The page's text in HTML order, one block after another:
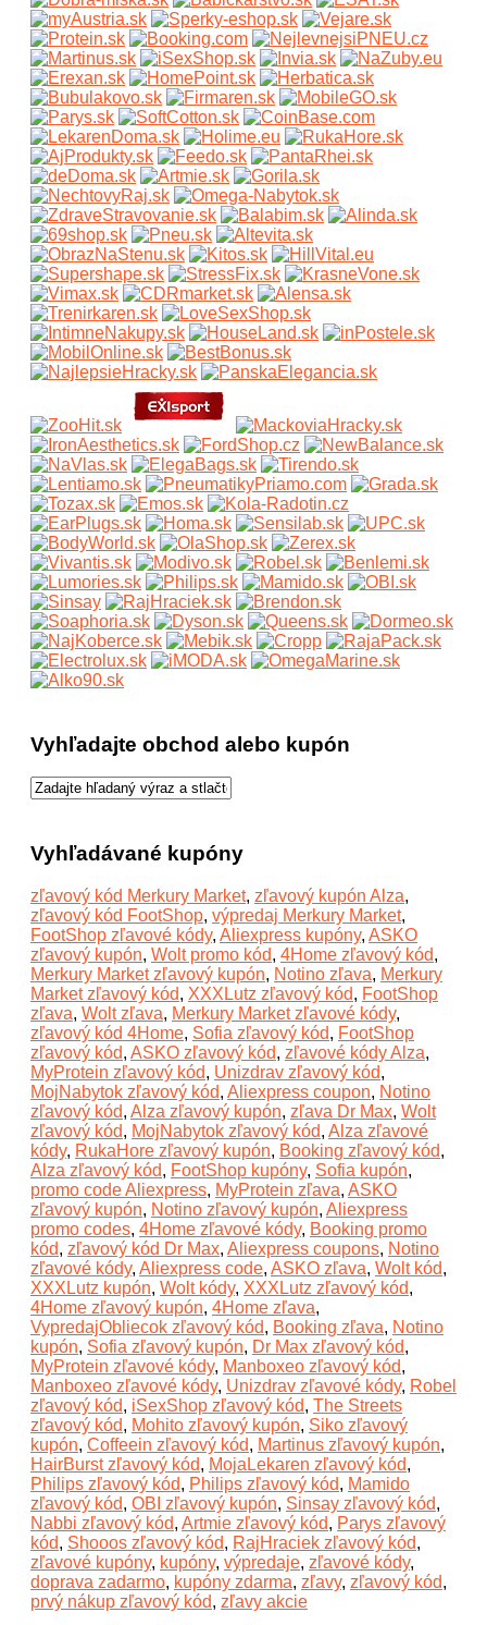
Vyhľadajte obchod alebo kupón
Vyhľadávané kupóny
zľavový kód Merkury Market, zľavový kupón Alza,
zľavový kód FootShop, výpredaj Merkury Market,
FootShop zľavové kódy, Aliexpress kupóny, ASKO
zľavový kupón, Wolt promo kód, 4Home zľavový kód,
Merkury Market zľavový kupón, Notino zľava, Merkury
Market zľavový kód, XXXLutz zľavový kód, FootShop
zľava, Wolt zľava, Merkury Market zľavové kódy,
zľavový kód 4Home, Sofia zľavový kód, FootShop
zľavový kód, ASKO zľavový kód, zľavové kódy Alza,
MyProtein zľavový kód, Unizdrav zľavový kód,
MojNabytok zľavový kód, Aliexpress coupon, Notino
zľavový kód, Alza zľavový kupón, zľava Dr Max, Wolt
zľavový kód, MojNabytok zľavový kód, Alza zľavové
kódy, RukaHore zľavový kupón, Booking zľavový kód,
Alza zľavový kód, FootShop kupóny, Sofia kupón,
promo code Aliexpress, MyProtein zľava, ASKO
zľavový kupón, Notino zľavový kupón, Aliexpress
promo codes, 4Home zľavové kódy, Booking promo
kód, zľavový kód Dr Max, Aliexpress coupons, Notino
zľavové kódy, Aliexpress code, ASKO zľava, Wolt kód,
XXXLutz kupón, Wolt kódy, XXXLutz zľavový kód,
4Home zľavový kupón, 4Home zľava,
VypredajObliecok zľavový kód, Booking zľava, Notino
kupón, Sofia zľavový kupón, Dr Max zľavový kód,
MyProtein zľavové kódy, Manboxeo zľavový kód,
Manboxeo zľavové kódy, Unizdrav zľavové kódy, Robel
zľavový kód, iSexShop zľavový kód, The Streets
zľavový kód, Mohito zľavový kupón, Siko zľavový
kupón, Coffeein zľavový kód, Martinus zľavový kupón,
HairBurst zľavový kód, MojaLekaren zľavový kód,
Philips zľavový kód, Philips zľavový kód, Mamido
zľavový kód, OBI zľavový kupón, Sinsay zľavový kód,
Nabbi zľavový kód, Artmie zľavový kód, Parys zľavový
kód, Shooos zľavový kód, RajHraciek zľavový kód,
zľavové kupóny, kupóny, výpredaje, zľavové kódy,
doprava zadarmo, kupóny zdarma, zľavy, zľavový kód,
prvý nákup zľavový kód, zľavy akcie